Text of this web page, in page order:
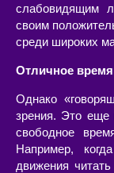
слабовидящим
своим
среди широких
Отличное
Однако
зрения. Это еще
свободное
Например,
движения